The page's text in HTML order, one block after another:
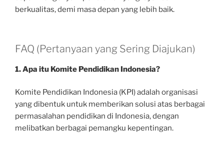
berkualitas, demi masa depan yang lebih baik.
FAQ (Pertanyaan yang Sering Diajukan)
1. Apa itu Komite Pendidikan Indonesia?
Komite Pendidikan Indonesia (KPI) adalah organisasi
yang dibentuk untuk memberikan solusi atas berbagai
permasalahan pendidikan di Indonesia, dengan
melibatkan berbagai pemangku kepentingan.